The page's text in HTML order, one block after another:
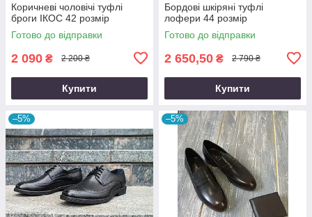
Коричневі чоловічі туфлі
броги ІКОС 42 розмір
Готово до відправки
2 090 ₴ 2 200 ₴
Купити
Бордові шкіряні туфлі
лофери 44 розмір
Готово до відправки
2 650,50 ₴ 2 790 ₴
Купити
–5% –5%